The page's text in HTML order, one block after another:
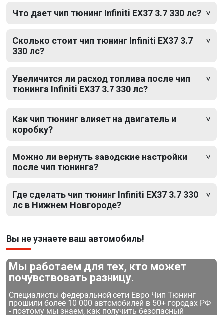
Что дает чип тюнинг Infiniti EX37 3.7 330 лс?
Сколько стоит чип тюнинг Infiniti EX37 3.7
330 лс?
Увеличится ли расход топлива после чип
тюнинга Infiniti EX37 3.7 330 лс?
Как чип тюнинг влияет на двигатель и
коробку?
Можно ли вернуть заводские настройки
после чип тюнинга?
Где сделать чип тюнинг Infiniti EX37 3.7 330
лс в Нижнем Новгороде?
Вы не узнаете ваш автомобиль!
Мы работаем для тех, кто может
почувствовать разницу.
Специалисты федеральной сети Евро Чип Тюнинг
прошили более 10 000 автомобилей в 50+ городах РФ
- поэтому мы знаем, как получить безопасный